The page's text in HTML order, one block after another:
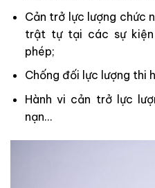
Cản trở lực lượng chức
trật tự tại các sự
phép;
Chống đối lực lượng thi
Hành vi cản trở lực
nạn…